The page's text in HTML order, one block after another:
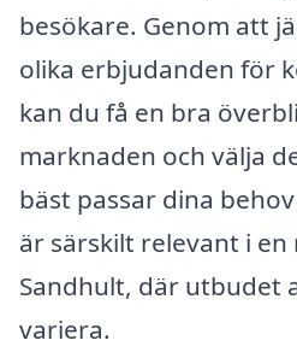
besökare. Genom att
olika erbjudanden för
kan du få en bra
marknaden och välja
bäst passar dina
är särskilt relevant i
Sandhult, där utbudet
variera.